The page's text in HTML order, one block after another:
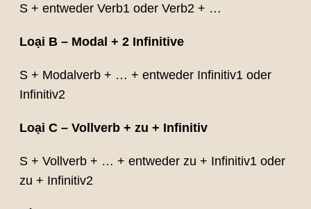
S + entweder Verb1 oder Verb2 + …
Loại B – Modal + 2 Infinitive
S + Modalverb + … + entweder Infinitiv1 oder
Infinitiv2
Loại C – Vollverb + zu + Infinitiv
S + Vollverb + … + entweder zu + Infinitiv1 oder
zu + Infinitiv2